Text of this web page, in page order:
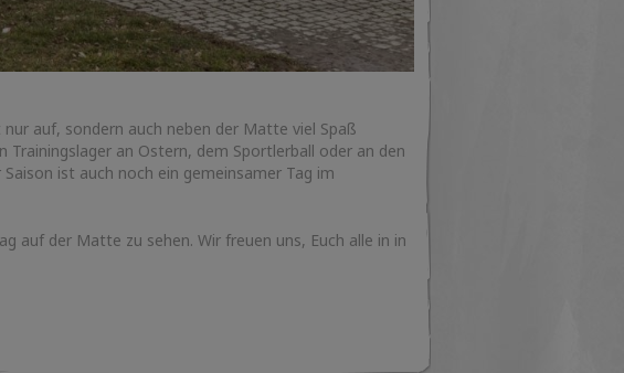
auf, sondern auch neben der Matte viel Spaß
Trainingslager an Ostern, dem Sportlerball oder an den
ist auch noch ein gemeinsamer Tag im
auf der Matte zu sehen. Wir freuen uns, Euch alle in in